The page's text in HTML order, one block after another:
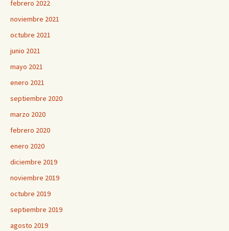
febrero 2022
noviembre 2021
octubre 2021
junio 2021
mayo 2021
enero 2021
septiembre 2020
marzo 2020
febrero 2020
enero 2020
diciembre 2019
noviembre 2019
octubre 2019
septiembre 2019
agosto 2019